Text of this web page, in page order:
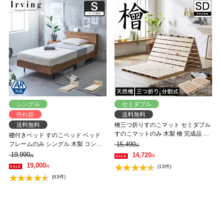
シングル
売れ筋
送料無料
棚付きベッド すのこベッド ベッド
フレームのみ シングル 木製 コンセ
ント ベッド おしゃれ 宮付きベッド
脚付きベッド アーヴィング
19,990円
19,000円
(63件)
セミダブル
送料無料
檜三つ折りすのこマット セミダブル
すのこマットのみ 木製 檜 完成品 軽
量 二分割可能 布団が干せる コンパ
15,490円
14,720円
(13件)